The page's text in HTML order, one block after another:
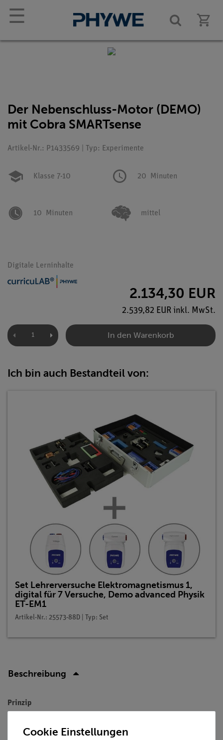
☰
Der Nebenschluss-Motor (DEMO)
mit Cobra SMARTsense
Artikel-Nr.: P1433569 | Typ: Experimente
Klasse 7-10 20 Minuten
10 Minuten mittel
Digitale Lerninhalte
2.134,30 EUR
2.539,82 EUR inkl. MwSt.
In den Warenkorb
Ich bin auch Bestandteil von:
Set Lehrerversuche Elektromagnetismus 1,
digital für 7 Versuche, Demo advanced Physik
ET-EM1
Artikel-Nr.: 25573-88D | Typ: Set
Beschreibung
Prinzip
Feldmagnet betrieben werden. Werden die Ankerspulen
Cookie Einstellungen